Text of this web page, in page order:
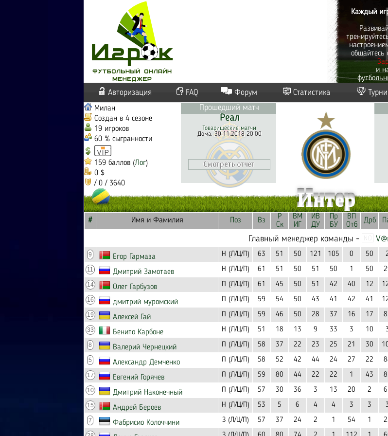
Каждый
общайтесь
и
Авторизация FAQ Форум Статистика
Милан
Создан в 4 сезоне
19 игроков
60 % сыгранности
159 баллов (Лог)
0 $
/ 0 / 3640
Прошедший матч
Реал
Товарищеские матчи
Дома. 30.11.2018 20:00
Интер
# Имя и Фамилия Поз Вз
Р
Ск
ВМ
ИГ
ИВ
ДУ
Пр
БУ
ВП
Отб
Дрб
Главный менеджер команды -
9 Егор Гармаза Н (Л/Ц/П) 63 51 50 121 105 0 50
11 Дмитрий Замотаев Н (Л/Ц/П) 61 51 50 51 50 1 50
14 Олег Гарбузов П (Л/Ц/П) 61 45 50 51 42 40 12
16 дмитрий муромский П (Л/Ц/П) 59 54 50 43 41 42 41
19 Алексей Гай П (Л/Ц/П) 59 46 50 28 37 16 17
33 Бенито Карбоне Н (Л/Ц/П) 51 18 13 9 33 3 10
8 Валерий Чернецкий П (Л/Ц/П) 58 37 22 23 25 21 30
5 Александр Демченко П (Л/Ц/П) 58 52 42 44 24 27 22
17 Евгений Горячев П (Л/Ц/П) 59 80 44 22 22 1 43
10 Дмитрий Наконечный П (Л/Ц/П) 57 30 36 3 13 20 2
15 Андрей Бероев Н (Л/Ц/П) 53 5 6 4 4 3 3
7 Фабрисио Колоччини З (Л/Ц/П) 57 37 24 2 1 54 1